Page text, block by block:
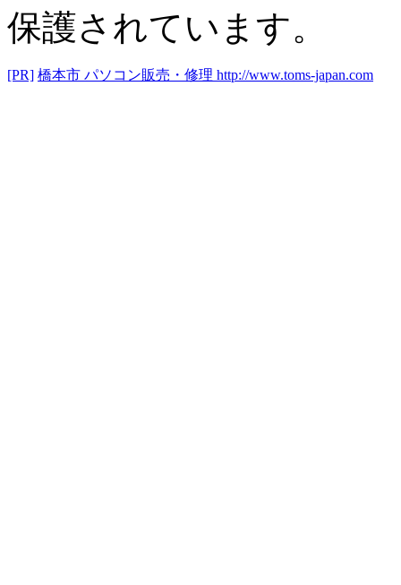
保護されています。
[PR] 橋本市 パソコン販売・修理 http://www.toms-japan.com